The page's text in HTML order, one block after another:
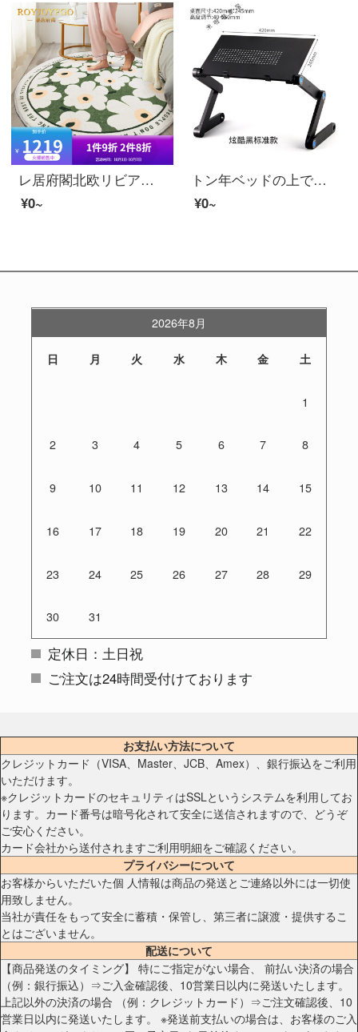
レ居府閣北欧リビアルカムペレット円形ベッドルームのベッドサイドのクロークの間の円形絨毯が厚く、大きな面積の丸い絨毯ins風の花が手入れしやすい可愛い花100 CM×100 CM（柔らかくて肌に優しい）
¥0~
トン年ベッドの上で昇降して折り畳むことができます小さいテーブルの机の上で窓の机がおっくうです。家庭用の事務室のベッドサイドのテーブルの多機能の小さいテーブルのステントの寮の学生の寝室のテーブルの黒色の標準タイプ。420*245 mm
¥0~
2026年8月
日 月 火 水 木 金 土
1
2 3 4 5 6 7 8
9 10 11 12 13 14 15
16 17 18 19 20 21 22
23 24 25 26 27 28 29
30 31
定休日：土日祝
ご注文は24時間受付けております
お支払い方法について
クレジットカード（VISA、Master、JCB、Amex）、銀行振込をご利用
いただけます。
※クレジットカードのセキュリティはSSLというシステムを利用してお
ります。カード番号は暗号化されて安全に送信されますので、どうぞ
ご安心ください。
カード会社から送付されますご利用明細をご確認ください。
プライバシーについて
お客様からいただいた個 人情報は商品の発送とご連絡以外には一切使
用致しません。
当社が責任をもって安全に蓄積・保管し、第三者に譲渡・提供するこ
とはございません。
配送について
【商品発送のタイミング】 特にご指定がない場合、 前払い決済の場合
（例：銀行振込）⇒ご入金確認後、10営業日以内に発送いたします。
上記以外の決済の場合 （例：クレジットカード）⇒ご注文確認後、10
営業日以内に発送いたします。 ※発送前支払いの場合は、お客様のご入